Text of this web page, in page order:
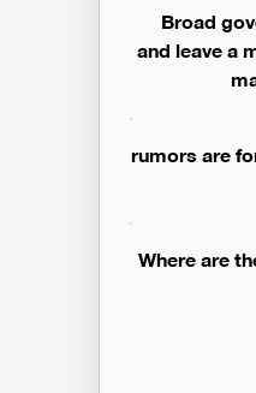
Broad
and leave a
rumors are